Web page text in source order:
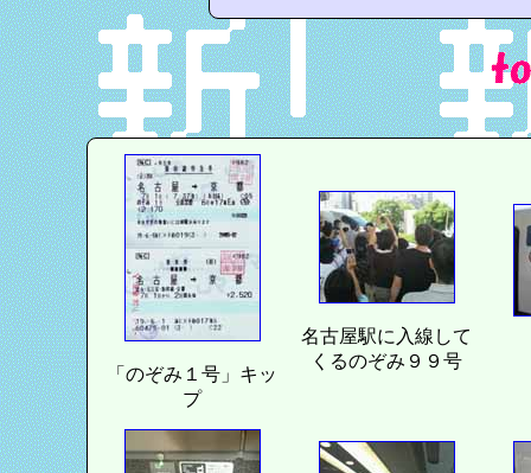
「のぞみ１号」キッ
プ
名古屋駅に入線して
くるのぞみ９９号